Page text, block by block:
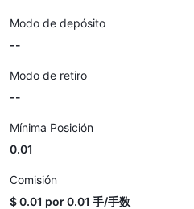
Modo de depósito
--
Modo de retiro
--
Mínima Posición
0.01
Comisión
$ 0.01 por 0.01 手/手数